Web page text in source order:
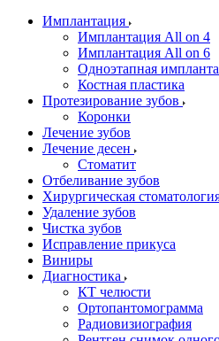
Имплантация
Имплантация All on 4
Имплантация All on 6
Одноэтапная
Костная пластика
Протезирование зубов
Коронки
Лечение зубов
Лечение десен
Стоматит
Отбеливание зубов
Хирургическая
Удаление зубов
Чистка зубов
Исправление прикуса
Виниры
Диагностика
КТ челюсти
Ортопантомограмма
Радиовизиография